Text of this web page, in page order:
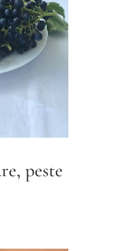
peste